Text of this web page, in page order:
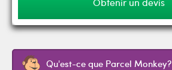
Qu'est-ce que Parcel Monkey?